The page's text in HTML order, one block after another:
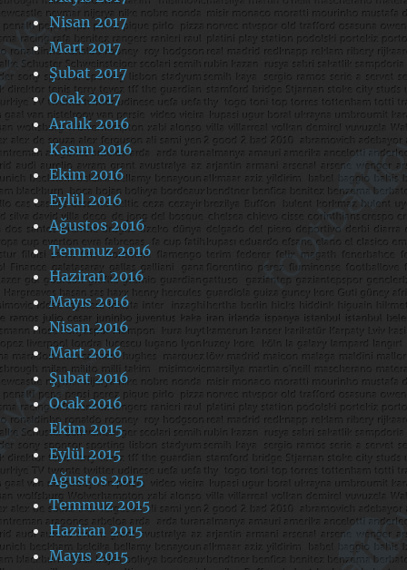
Nisan 2017
Mart 2017
Şubat 2017
Ocak 2017
Aralık 2016
Kasım 2016
Ekim 2016
Eylül 2016
Ağustos 2016
Temmuz 2016
Haziran 2016
Mayıs 2016
Nisan 2016
Mart 2016
Şubat 2016
Ocak 2016
Ekim 2015
Eylül 2015
Ağustos 2015
Temmuz 2015
Haziran 2015
Mayıs 2015